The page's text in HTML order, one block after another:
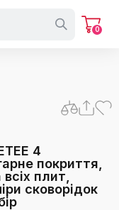
0
4
покриття,
плит,
сковорідок